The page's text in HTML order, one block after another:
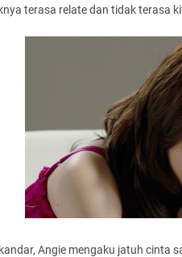
terasa relate dan tidak terasa
Angie mengaku jatuh cinta